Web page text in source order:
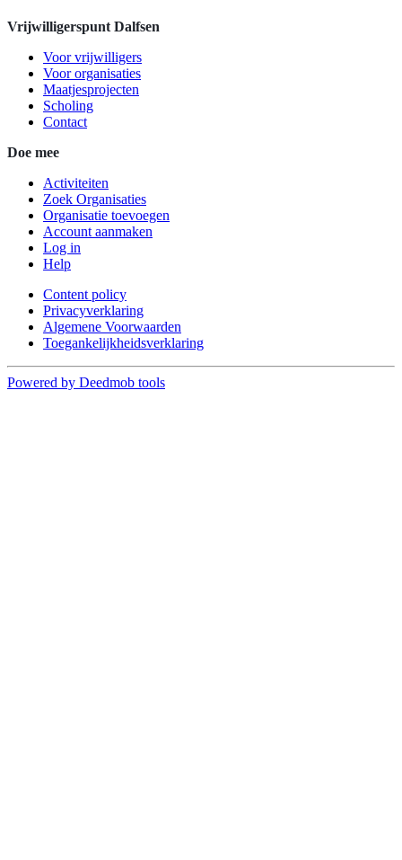
Vrijwilligerspunt Dalfsen
Voor vrijwilligers
Voor organisaties
Maatjesprojecten
Scholing
Contact
Doe mee
Activiteiten
Zoek Organisaties
Organisatie toevoegen
Account aanmaken
Log in
Help
Content policy
Privacyverklaring
Algemene Voorwaarden
Toegankelijkheidsverklaring
Powered by Deedmob tools